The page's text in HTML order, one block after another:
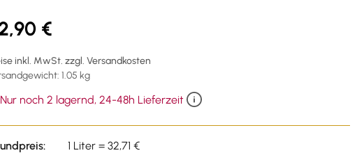
€
inkl. MwSt. zzgl. Versandkosten
1.05 kg
Nur noch 2 lagernd, 24-48h Lieferzeit
1 Liter = 32,71 €